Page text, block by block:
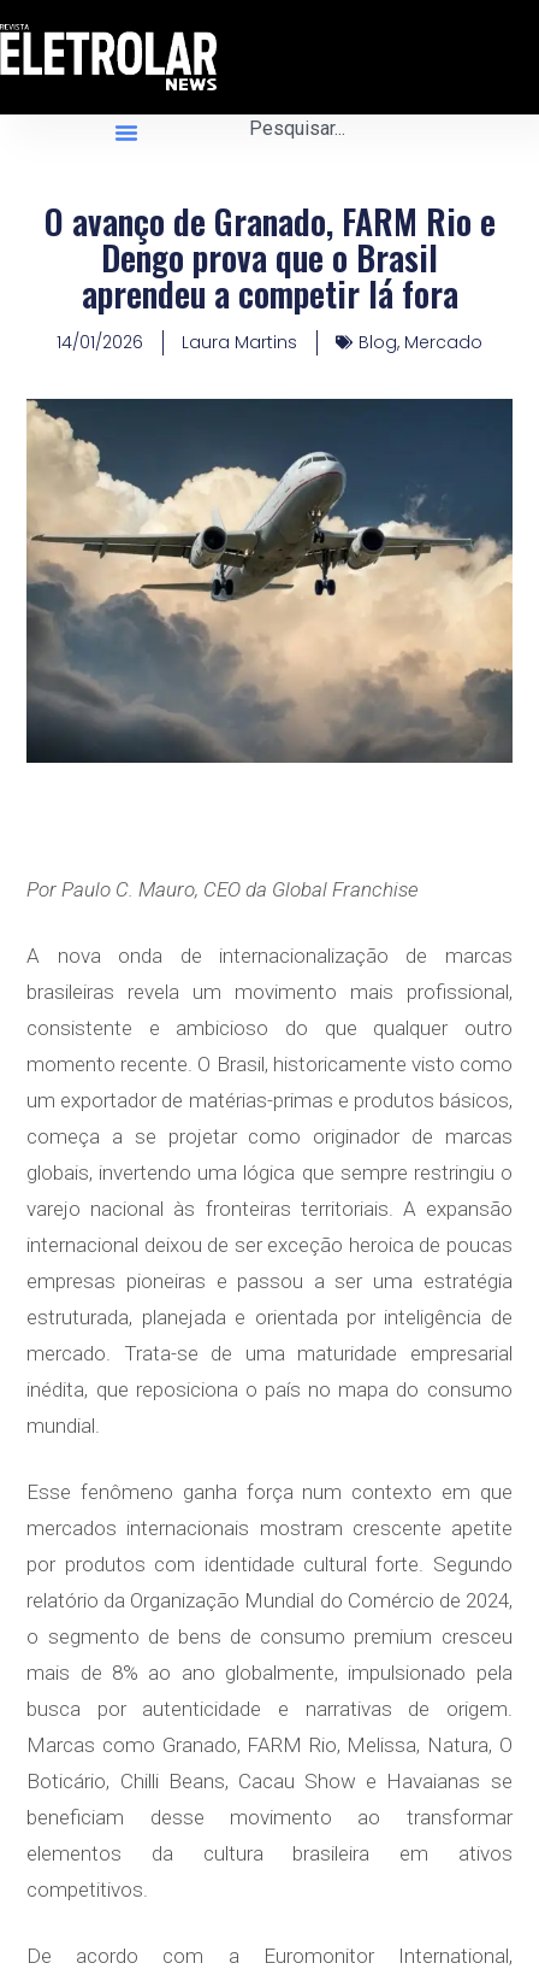
O avanço de Granado, FARM Rio e
Dengo prova que o Brasil
aprendeu a competir lá fora
14/01/2026 Laura Martins Blog, Mercado
Por Paulo C. Mauro, CEO da Global Franchise
A nova onda de internacionalização de marcas
brasileiras revela um movimento mais profissional,
consistente e ambicioso do que qualquer outro
momento recente. O Brasil, historicamente visto como
um exportador de matérias-primas e produtos básicos,
começa a se projetar como originador de marcas
globais, invertendo uma lógica que sempre restringiu o
varejo nacional às fronteiras territoriais. A expansão
internacional deixou de ser exceção heroica de poucas
empresas pioneiras e passou a ser uma estratégia
estruturada, planejada e orientada por inteligência de
mercado. Trata-se de uma maturidade empresarial
inédita, que reposiciona o país no mapa do consumo
mundial.
Esse fenômeno ganha força num contexto em que
mercados internacionais mostram crescente apetite
por produtos com identidade cultural forte. Segundo
relatório da Organização Mundial do Comércio de 2024,
o segmento de bens de consumo premium cresceu
mais de 8% ao ano globalmente, impulsionado pela
busca por autenticidade e narrativas de origem.
Marcas como Granado, FARM Rio, Melissa, Natura, O
Boticário, Chilli Beans, Cacau Show e Havaianas se
beneficiam desse movimento ao transformar
elementos da cultura brasileira em ativos
competitivos.
De acordo com a Euromonitor International,